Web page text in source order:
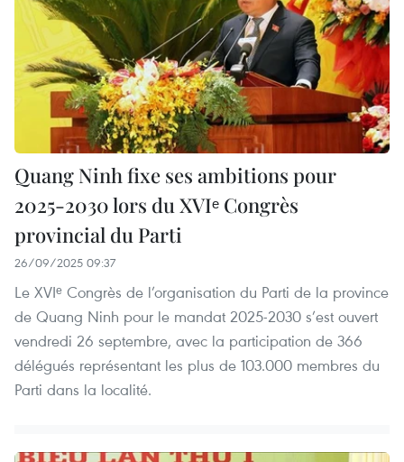
Quang Ninh fixe ses ambitions pour
2025-2030 lors du XVIᵉ Congrès
provincial du Parti
26/09/2025 09:37
Le XVIᵉ Congrès de l’organisation du Parti de la province
de Quang Ninh pour le mandat 2025-2030 s’est ouvert
vendredi 26 septembre, avec la participation de 366
délégués représentant les plus de 103.000 membres du
Parti dans la localité.